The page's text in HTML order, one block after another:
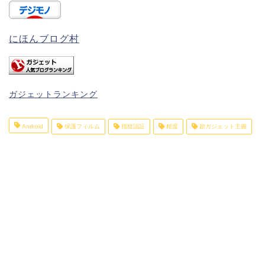
にほんブログ村
ガジェットランキング
Android 保護フィルム 指紋認証 精度 超ガジェット主義